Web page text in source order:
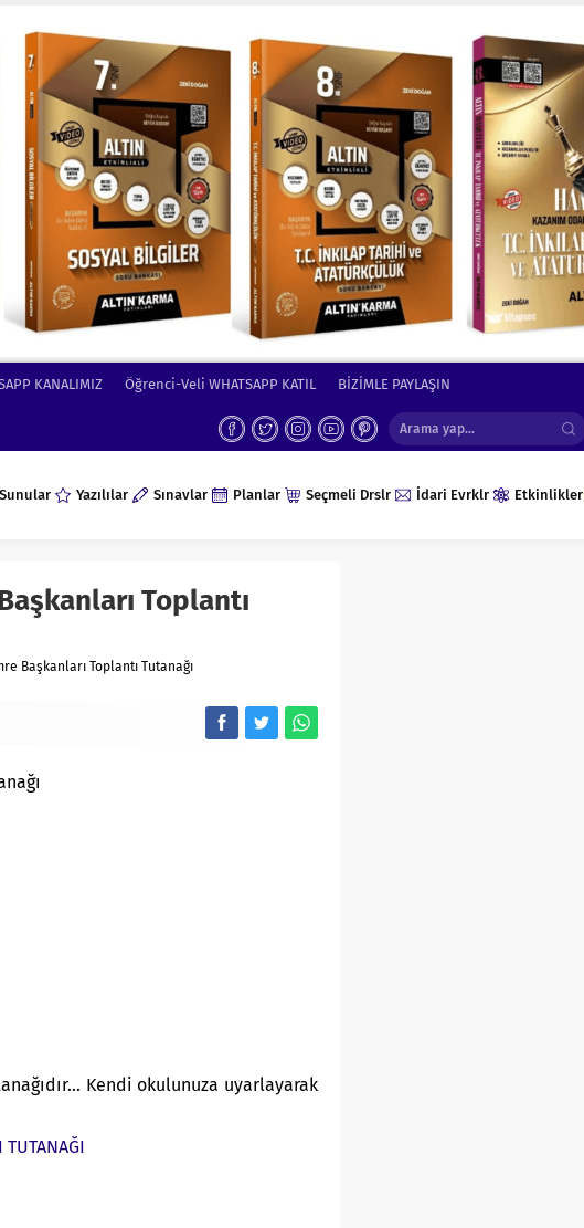
KANALIMIZ Öğrenci-Veli WHATSAPP KATIL BİZİMLE PAYLAŞIN
Sunular Yazılılar Sınavlar Planlar Seçmeli Drslr İdari Evrklr Etkinlikler
Toplantı
Başkanları Toplantı Tutanağı
Kendi okulunuza uyarlayarak